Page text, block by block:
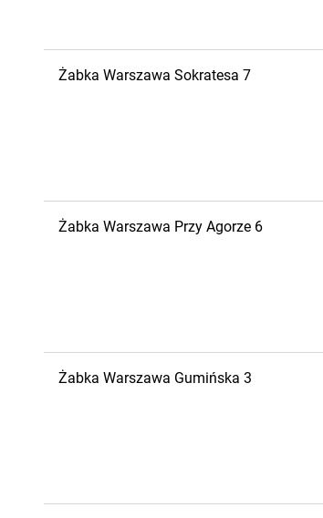
Żabka Warszawa Sokratesa 7
Żabka Warszawa Przy Agorze 6
Żabka Warszawa Gumińska 3